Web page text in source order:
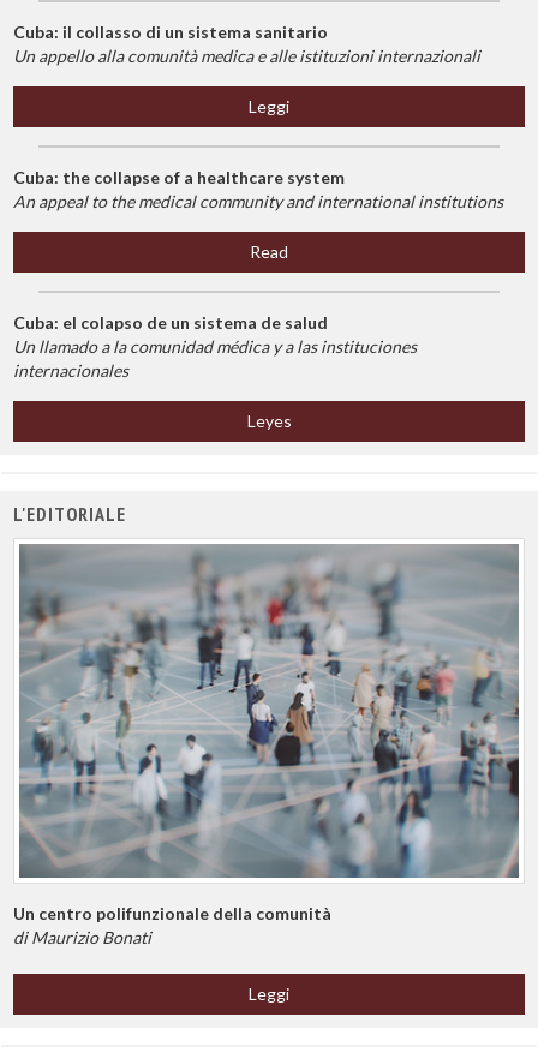
Cuba: il collasso di un sistema sanitario
Un appello alla comunità medica e alle istituzioni internazionali
Leggi
Cuba: the collapse of a healthcare system
An appeal to the medical community and international institutions
Read
Cuba: el colapso de un sistema de salud
Un llamado a la comunidad médica y a las instituciones
internacionales
Leyes
L'EDITORIALE
Un centro polifunzionale della comunità
di Maurizio Bonati
Leggi